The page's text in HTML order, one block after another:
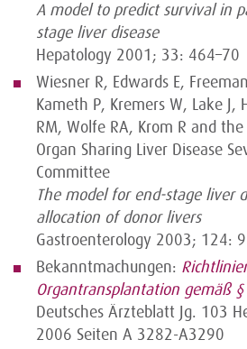
A model to predict survival in
stage liver disease
Hepatology 2001; 33: 464–70
Wiesner R, Edwards E,
Kameth P, Kremers W, Lake J,
RM, Wolfe RA, Krom R and
Organ Sharing Liver Disease
Committee
The model for end-stage liver
allocation of donor livers
Gastroenterology 2003; 124:
Bekanntmachungen:
Organtransplantation gemäß §
Deutsches Ärzteblatt Jg. 103
2006 Seiten A 3282-A3290